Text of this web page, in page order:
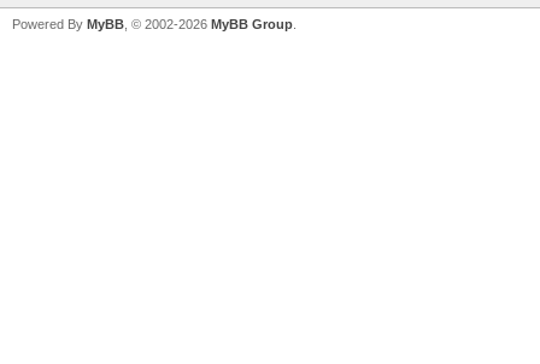
Powered By MyBB , © 2002-2026 MyBB Group